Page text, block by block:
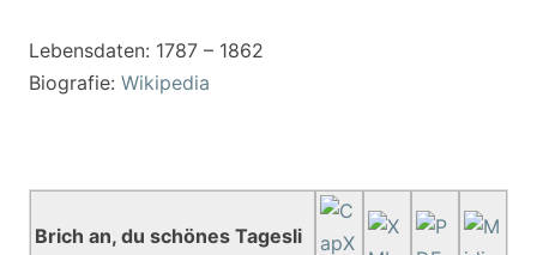
Lebensdaten: 1787 – 1862
Biografie: Wikipedia
Brich an, du schönes Tagesli